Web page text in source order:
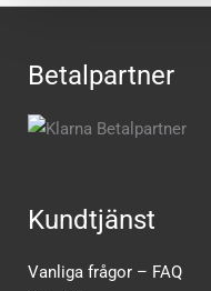
Betalpartner
Kundtjänst
Vanliga frågor – FAQ